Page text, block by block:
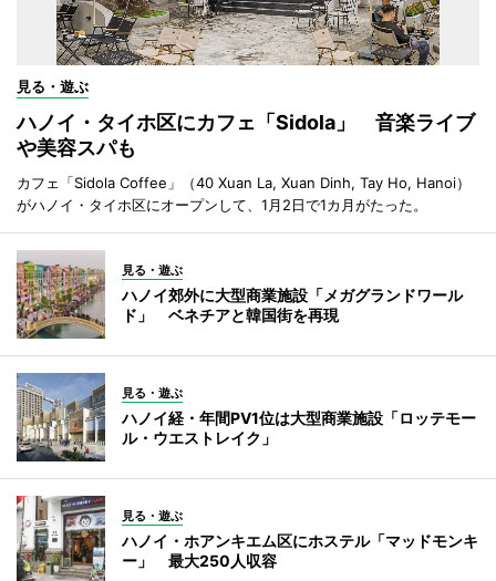
見る・遊ぶ
ハノイ・タイホ区にカフェ「Sidola」 音楽ライブ
や美容スパも
カフェ「Sidola Coffee」（40 Xuan La, Xuan Dinh, Tay Ho, Hanoi）
がハノイ・タイホ区にオープンして、1月2日で1カ月がたった。
見る・遊ぶ
ハノイ郊外に大型商業施設「メガグランドワール
ド」 ベネチアと韓国街を再現
見る・遊ぶ
ハノイ経・年間PV1位は大型商業施設「ロッテモー
ル・ウエストレイク」
見る・遊ぶ
ハノイ・ホアンキエム区にホステル「マッドモンキ
ー」 最大250人収容